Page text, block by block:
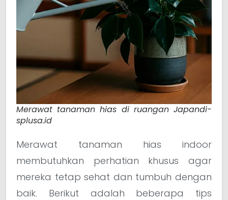
Merawat tanaman hias di ruangan Japandi-
splusa.id
Merawat tanaman hias indoor
membutuhkan perhatian khusus agar
mereka tetap sehat dan tumbuh dengan
baik. Berikut adalah beberapa tips